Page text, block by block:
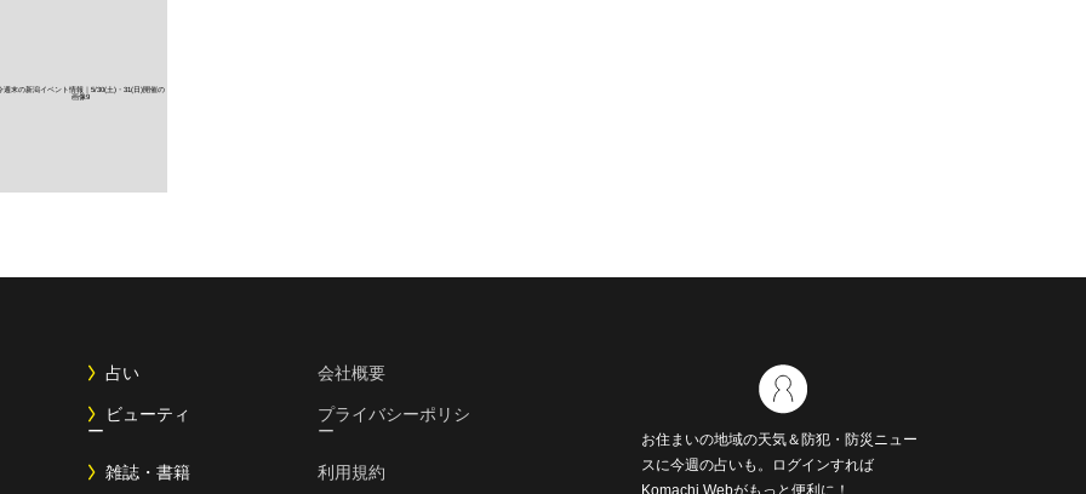
占い
ビューティ
ー
雑誌・書籍
会社概要
プライバシーポリシ
ー
利用規約
お住まいの地域の天気＆防犯・防災ニュー
スに今週の占いも。ログインすれば
Komachi Webがもっと便利に！